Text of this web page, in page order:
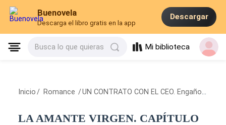
Buenovela
Descarga el libro gratis en la app
Descargar
Busca lo que quieras Mi biblioteca
Inicio / Romance /UN CONTRATO CON EL CEO. Engaños de Amor
LA AMANTE VIRGEN. CAPÍTULO